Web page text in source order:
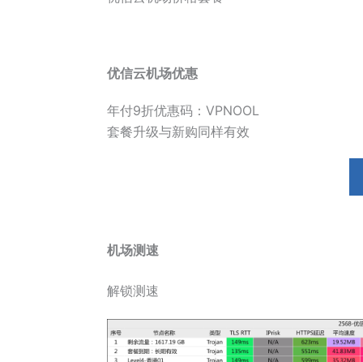
优信云机场优惠
年付9折优惠码：VPNOOL
套餐升级与新购同样有效
机场测速
解锁测速